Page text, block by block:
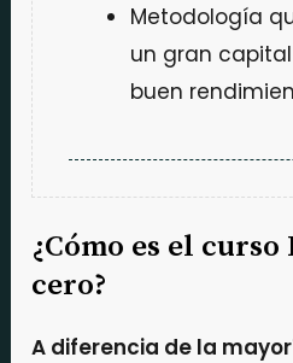
Metodología
un gran
buen
¿Cómo es el
cero?
A diferencia de la